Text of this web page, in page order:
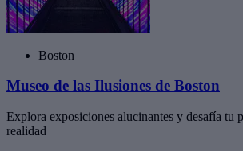
Boston
Museo de las Ilusiones de Boston
Explora exposiciones alucinantes y desafía tu
realidad